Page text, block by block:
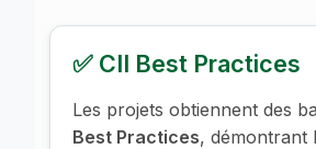
✅ CII Best Practices
Les projets obtiennent des
Best Practices, démontrant